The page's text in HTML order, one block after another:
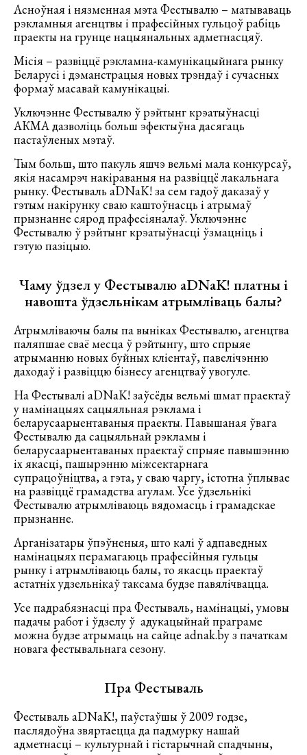
Асноўная і нязменная мэта Фестывалю – матываваць
рэкламныя агенцтвы і прафесійных гульцоў рабіць
праекты на грунце нацыянальных адметнасцяў.
Місія – развіццё рэкламна-камунікацыйнага рынку
Беларусі і дэманстрацыя новых трэндаў і сучасных
формаў масавай камунікацыі.
Уключэнне Фестывалю ў рэйтынг крэатыўнасці
АКМА дазволіць больш эфектыўна дасягаць
пастаўленых мэтаў.
Тым больш, што пакуль яшчэ вельмі мала конкурсаў,
якія насамрэч накіраваныя на развіццё лакальнага
рынку. Фестываль aDNaK! за сем гадоў даказаў у
гэтым накірунку сваю каштоўнасць і атрымаў
прызнанне сярод прафесіяналаў. Уключэнне
Фестывалю ў рэйтынг крэатыўнасці ўзмацніць і
гэтую пазіцыю.
Чаму ўдзел у Фестывалю aDNaK! платны і
навошта ўдзельнікам атрымліваць балы?
Атрымліваючы балы па выніках Фестывалю, агенцтва
паляпшае сваё месца ў рэйтынгу, што спрыяе
атрыманню новых буйных кліентаў, павелічэнню
даходаў і развіццю бізнесу агенцтваў увогуле.
На Фестывалі aDNaK! заўсёды вельмі шмат праектаў
у намінацыях сацыяльная рэклама і
беларусаарыентаваныя праекты. Павышаная ўвага
Фестывалю да сацыяльнай рэкламы і
беларусаарыентаваных праектаў спрыяе павышэнню
іх якасці, пашырэнню міжсектарнага
супрацоўніцтва, а гэта, у сваю чаргу, істотна ўплывае
на развіццё грамадства агулам. Усе ўдзельнікі
Фестывалю атрымліваюць вядомасць і грамадскае
прызнанне.
Арганізатары ўпэўненыя, што калі ў адпаведных
намінацыях перамагаюць прафесійныя гульцы
рынку і атрымліваюць балы, то якасць праектаў
астатніх удзельнікаў таксама будзе павялічвацца.
Усе падрабязнасці пра Фестываль, намінацыі, умовы
падачы работ і ўдзелу ў адукацыйнай праграме
можна будзе атрымаць на сайце adnak.by з пачаткам
новага фестывальнага сезону.
Пра Фестываль
Фестываль aDNaK!, паўстаўшы ў 2009 годзе,
паслядоўна звяртаецца да падмурку нашай
адметнасці – культурнай і гістарычнай спадчыны,